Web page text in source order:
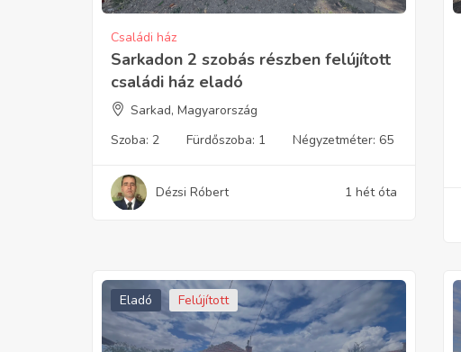
Családi ház
Sarkadon 2 szobás részben felújított
családi ház eladó
Sarkad, Magyarország
Szoba: 2 Fürdőszoba: 1 Négyzetméter: 65
Dézsi Róbert 1 hét óta
Eladó Felújított